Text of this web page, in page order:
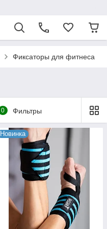
Фиксаторы для фитнеса
0 Фильтры
Новинка